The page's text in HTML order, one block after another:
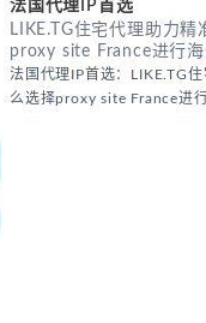
法国代理IP首选
LIKE.TG住宅代理助力
proxy site France进行海
法国代理IP首选：LIKE.TG
么选择proxy site France进